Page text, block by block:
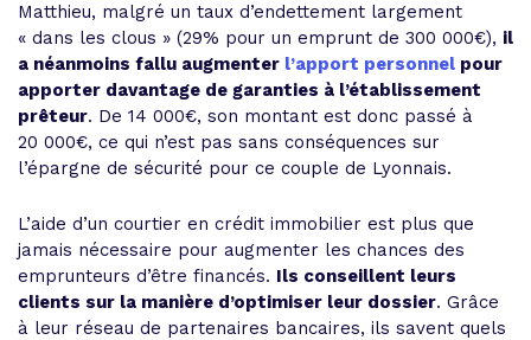
Matthieu, malgré un taux d’endettement largement
« dans les clous » (29% pour un emprunt de 300 000€), il
a néanmoins fallu augmenter l’apport personnel pour
apporter davantage de garanties à l’établissement
prêteur. De 14 000€, son montant est donc passé à
20 000€, ce qui n’est pas sans conséquences sur
l’épargne de sécurité pour ce couple de Lyonnais.
L’aide d’un courtier en crédit immobilier est plus que
jamais nécessaire pour augmenter les chances des
emprunteurs d’être financés. Ils conseillent leurs
clients sur la manière d’optimiser leur dossier. Grâce
à leur réseau de partenaires bancaires, ils savent quels